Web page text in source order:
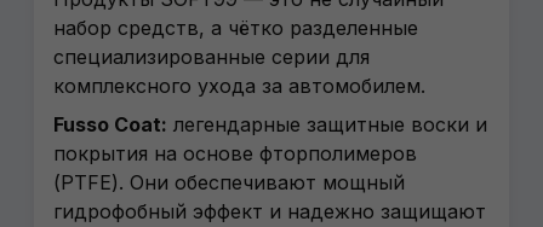
набор средств, а чётко разделенные
специализированные серии для
комплексного ухода за автомобилем.
Fusso Coat: легендарные защитные воски и
покрытия на основе фторполимеров
(PTFE). Они обеспечивают мощный
гидрофобный эффект и надежно защищают